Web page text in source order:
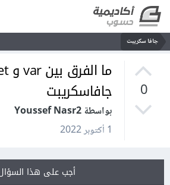
جافا سكريبت
0
جافاسكريبت
بواسطة Youssef Nasr2
1 أكتوبر 2022
أجب على هذا السؤال